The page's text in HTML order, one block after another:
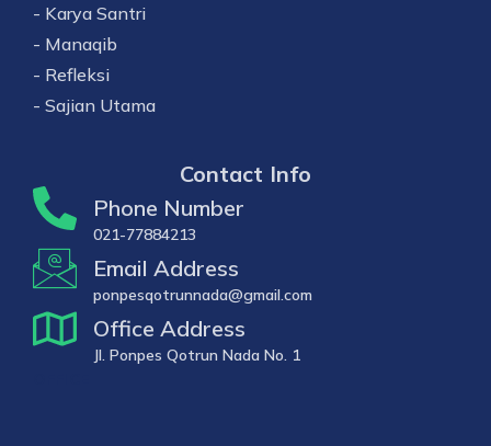
- Karya Santri
- Manaqib
- Refleksi
- Sajian Utama
Contact Info
Phone Number
021-77884213
Email Address
ponpesqotrunnada@gmail.com
Office Address
Jl. Ponpes Qotrun Nada No. 1